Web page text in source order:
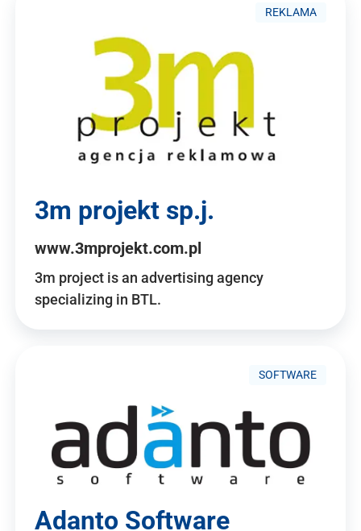
REKLAMA
3m projekt sp.j.
www.3mprojekt.com.pl
3m project is an advertising agency
specializing in BTL.
SOFTWARE
Adanto Software